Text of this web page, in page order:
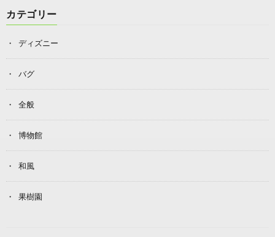
カテゴリー
ディズニー
バグ
全般
博物館
和風
果樹園